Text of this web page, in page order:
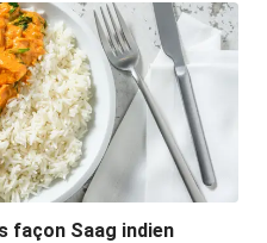
façon Saag indien